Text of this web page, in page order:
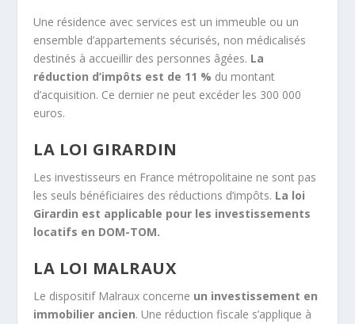
Une résidence avec services est un immeuble ou un
ensemble d’appartements sécurisés, non médicalisés
destinés à accueillir des personnes âgées. La
réduction d’impôts est de 11 % du montant
d’acquisition. Ce dernier ne peut excéder les 300 000
euros.
LA LOI GIRARDIN
Les investisseurs en France métropolitaine ne sont pas
les seuls bénéficiaires des réductions d’impôts. La loi
Girardin est applicable pour les investissements
locatifs en DOM-TOM.
LA LOI MALRAUX
Le dispositif Malraux concerne un investissement en
immobilier ancien. Une réduction fiscale s’applique à